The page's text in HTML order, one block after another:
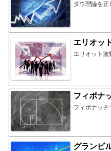
ダウ理論を正
エリオッ
エリオット
フィボナ
フィボナッチ
グランビ